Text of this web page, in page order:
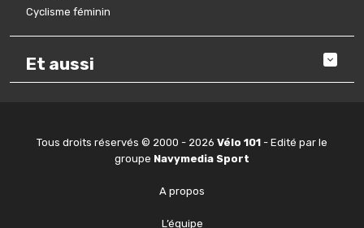
Cyclisme féminin
Et aussi
Tous droits réservés © 2000 - 2026 Vélo 101 - Edité par le
groupe Navymedia Sport
A propos
L’équipe